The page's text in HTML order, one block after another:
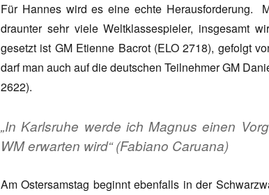
Für Hannes wird es eine echte Herausforderung.
draunter sehr viele Weltklassespieler, insgesamt
gesetzt ist GM Etienne Bacrot (ELO 2718), gefolgt
darf man auch auf die deutschen Teilnehmer GM
2622).
„In Karlsruhe werde ich Magnus einen
WM erwarten wird“ (Fabiano Caruana)
Am Ostersamstag beginnt ebenfalls in der